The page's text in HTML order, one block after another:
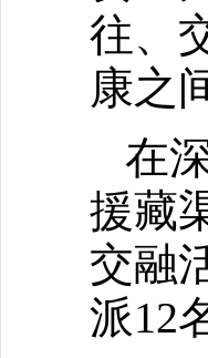
往、
康之
在
援藏
交融
派12